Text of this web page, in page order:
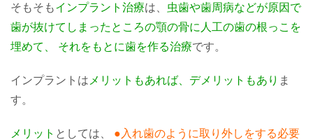
そもそもインプラント治療は、 虫歯や歯周病などが原因で
歯が抜けてしまったところの顎の骨に人工の歯の根っこを
埋めて、 それをもとに歯を作る治療です。
インプラントは メリットもあれば、デメリットもあり ま
す。
メリット としては、 ●入れ歯のように取り外しをする必要